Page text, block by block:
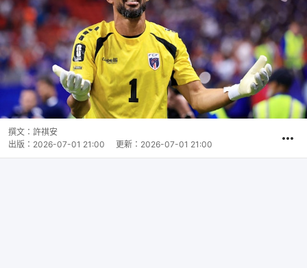
撰文： 許祺安
出版： 2026-07-01 21:00 更新： 2026-07-01 21:00